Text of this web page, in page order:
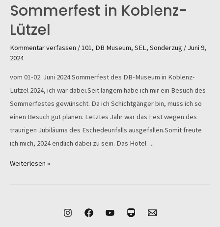
Sommerfest in Koblenz-
Lützel
Kommentar verfassen /101, DB Museum, SEL, Sonderzug / Juni 9,
2024
vom 01-02. Juni 2024 Sommerfest des DB-Museum in Koblenz-
Lützel 2024, ich war dabei.Seit langem habe ich mir ein Besuch des
Sommerfestes gewünscht. Da ich Schichtgänger bin, muss ich so
einen Besuch gut planen. Letztes Jahr war das Fest wegen des
traurigen Jubiläums des Eschedeunfalls ausgefallen.Somit freute
ich mich, 2024 endlich dabei zu sein. Das Hotel …
Sommerfest
Weiterlesen »